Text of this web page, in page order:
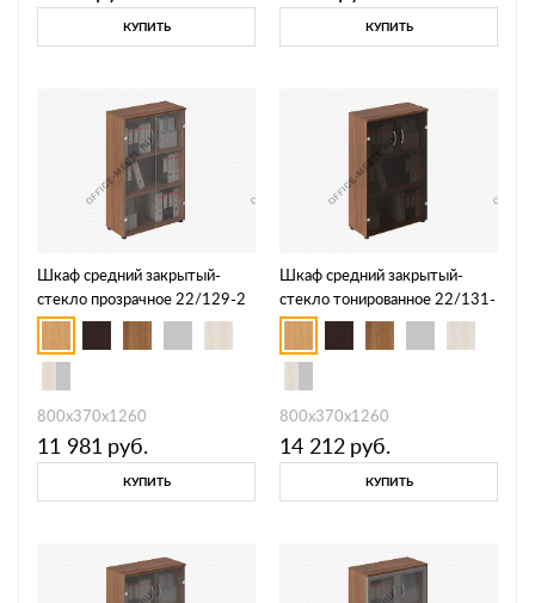
КУПИТЬ КУПИТЬ
Шкаф средний закрытый-
стекло прозрачное 22/129-2
800х370х1260
11 981 руб.
КУПИТЬ
Шкаф средний закрытый-
стекло тонированное 22/131-
2
800х370х1260
14 212 руб.
КУПИТЬ